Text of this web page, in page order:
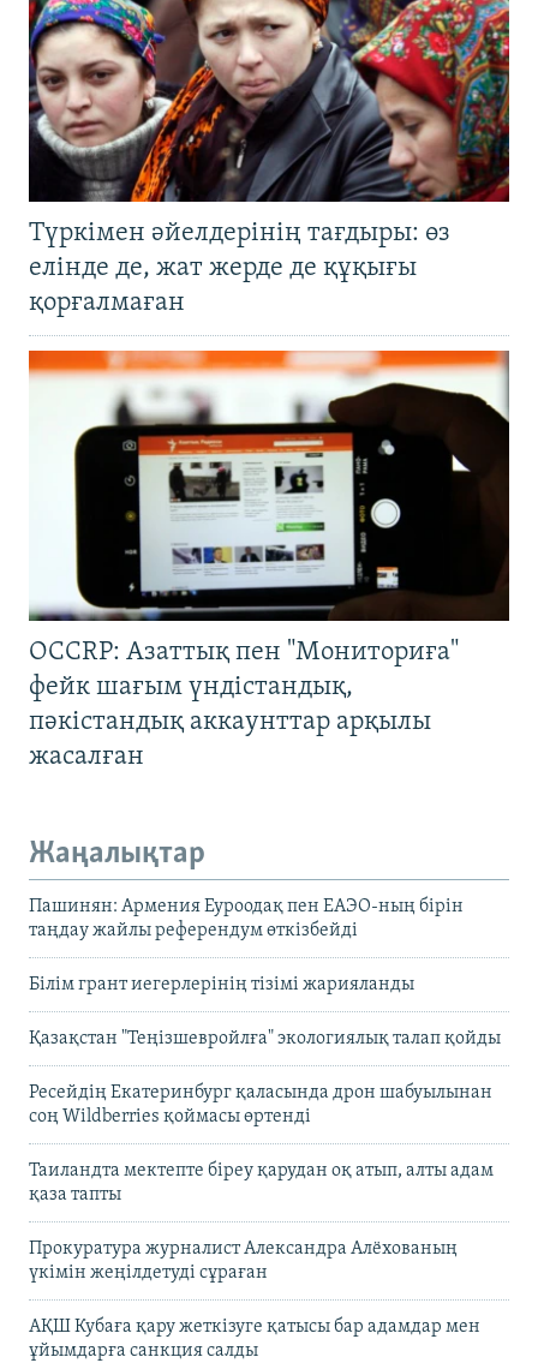
Түркімен әйелдерінің тағдыры: өз
елінде де, жат жерде де құқығы
қорғалмаған
OCCRP: Азаттық пен "Мониториға"
фейк шағым үндістандық,
пәкістандық аккаунттар арқылы
жасалған
Жаңалықтар
Пашинян: Армения Еуроодақ пен ЕАЭО-ның бірін
таңдау жайлы референдум өткізбейді
Білім грант иегерлерінің тізімі жарияланды
Қазақстан "Теңізшевройлға" экологиялық талап қойды
Ресейдің Екатеринбург қаласында дрон шабуылынан
соң Wildberries қоймасы өртенді
Таиландта мектепте біреу қарудан оқ атып, алты адам
қаза тапты
Прокуратура журналист Александра Алёхованың
үкімін жеңілдетуді сұраған
АҚШ Кубаға қару жеткізуге қатысы бар адамдар мен
ұйымдарға санкция салды